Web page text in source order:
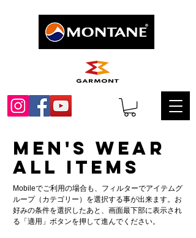
Men's WEAR
ALL​ ITEMS
Mobileでご利用の場合も、フィルターでアイテムグ
ループ（カテゴリー）を選択する事が出来ます。お
好みの条件を選択したあと、画面最下部に表示され
る「適用」ボタンを押して進んでください。